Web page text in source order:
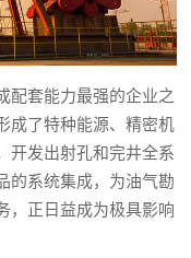
配套能力最强的企业之
成了特种能源、精密机
发出射孔和完井全系
的系统集成，为油气勘
，正日益成为极具影响